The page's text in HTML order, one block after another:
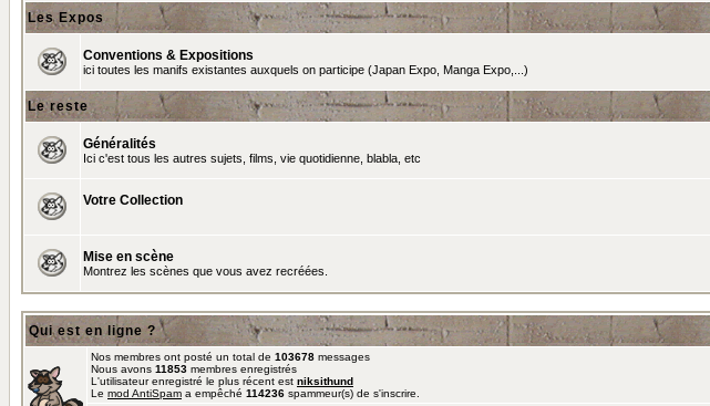
Les Expos
Conventions & Expositions
ici toutes les manifs existantes auxquels on participe (Japan Expo, Manga Expo,...)
Le reste
Généralités
Ici c'est tous les autres sujets, films, vie quotidienne, blabla, etc
Votre Collection
Mise en scène
Montrez les scènes que vous avez recréées.
Qui est en ligne ?
Nos membres ont posté un total de 103678 messages
Nous avons 11853 membres enregistrés
L'utilisateur enregistré le plus récent est niksithund
Le mod AntiSpam a empêché 114236 spammeur(s) de s'inscrire.